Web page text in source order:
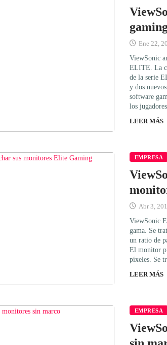
Ene 22,
ViewSonic
ELITE. La
de la serie
y dos
software
los
LEER MÁS
EMPRESA
Abr 3,
ViewSonic
gama. Se
un ratio de
El monitor
píxeles. Se
LEER MÁS
EMPRESA